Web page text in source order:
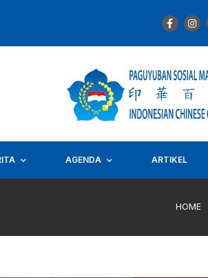
AGENDA ARTIKEL
HOME